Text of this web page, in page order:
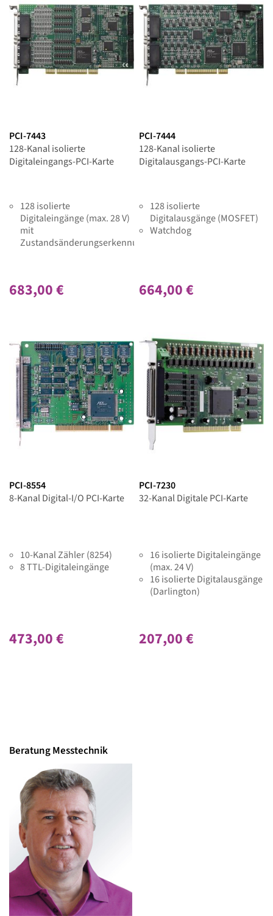
PCI-7443
128-Kanal isolierte
Digitaleingangs-PCI-Karte
128 isolierte
Digitaleingänge (max. 28 V)
mit
Zustandsänderungserkennung
683,00 €
PCI-7444
128-Kanal isolierte
Digitalausgangs-PCI-Karte
128 isolierte
Digitalausgänge (MOSFET)
Watchdog
664,00 €
PCI-8554
8-Kanal Digital-I/O PCI-Karte
10-Kanal Zähler (8254)
8 TTL-Digitaleingänge
473,00 €
PCI-7230
32-Kanal Digitale PCI-Karte
16 isolierte Digitaleingänge
(max. 24 V)
16 isolierte Digitalausgänge
(Darlington)
207,00 €
Beratung Messtechnik